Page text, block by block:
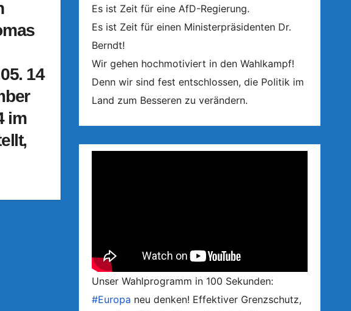
14
im
Es ist Zeit für eine AfD-Regierung.
Es ist Zeit für einen Ministerpräsidenten Dr.
Berndt!
Wir gehen hochmotiviert in den Wahlkampf!
Denn wir sind fest entschlossen, die Politik im
Land zum Besseren zu verändern.
Unser Wahlprogramm in 100 Sekunden:
#Europa neu denken! Effektiver Grenzschutz,